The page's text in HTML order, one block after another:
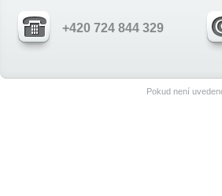
+420 724 844 329
Pokud není